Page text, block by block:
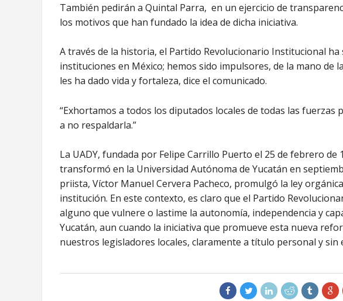
También pedirán a Quintal Parra, en un ejercicio de
los motivos que han fundado la idea de dicha iniciativa.
A través de la historia, el Partido Revolucionario Institucional
instituciones en México; hemos sido impulsores, de la mano de
les ha dado vida y fortaleza, dice el comunicado.
“Exhortamos a todos los diputados locales de todas las fuerzas
a no respaldarla.”
La UADY, fundada por Felipe Carrillo Puerto el 25 de febrero de
transformó en la Universidad Autónoma de Yucatán en
priista, Víctor Manuel Cervera Pacheco, promulgó la ley
institución. En este contexto, es claro que el Partido
alguno que vulnere o lastime la autonomía, independencia y
Yucatán, aun cuando la iniciativa que promueve esta nueva
nuestros legisladores locales, claramente a título personal y sin